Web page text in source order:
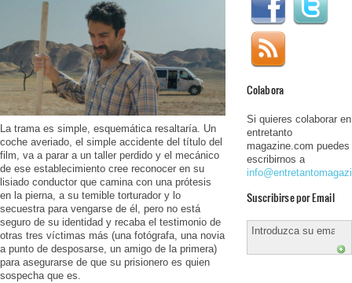
La trama es simple, esquemática resaltaría. Un
coche averiado, el simple accidente del título del
film, va a parar a un taller perdido y el mecánico
de ese establecimiento cree reconocer en su
lisiado conductor que camina con una prótesis
en la pierna, a su temible torturador y lo
secuestra para vengarse de él, pero no está
seguro de su identidad y recaba el testimonio de
otras tres víctimas más (una fotógrafa, una novia
a punto de desposarse, un amigo de la primera)
para asegurarse de que su prisionero es quien
sospecha que es.
Colabora
Si quieres colaborar en
entretanto
magazine.com puedes
escribirnos a
Suscribirse por Email